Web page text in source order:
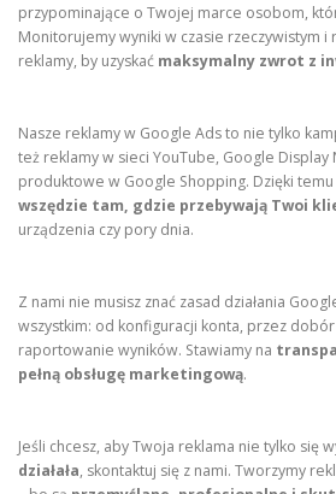
przypominające o Twojej marce osobom,
Monitorujemy wyniki w czasie rzeczywistym
reklamy, by uzyskać maksymalny zwrot z
Nasze reklamy w Google Ads to nie tylko
też reklamy w sieci YouTube, Google
produktowe w Google Shopping. Dzięki
wszędzie tam, gdzie przebywają Twoi
urządzenia czy pory dnia.
Z nami nie musisz znać zasad działania
wszystkim: od konfiguracji konta, przez
raportowanie wyników. Stawiamy na
pełną obsługę marketingową.
Jeśli chcesz, aby Twoja reklama nie tylko się
działała, skontaktuj się z nami. Tworzymy